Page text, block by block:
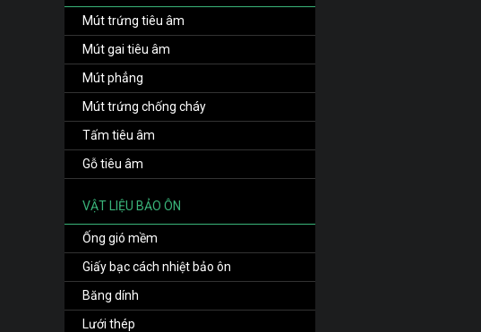
Mút trứng tiêu âm
Mút gai tiêu âm
Mút phẳng
Mút trứng chống cháy
Tấm tiêu âm
Gỗ tiêu âm
VẬT LIỆU BẢO ÔN
Ống gió mềm
Giấy bạc cách nhiệt bảo ôn
Băng dính
Lưới thép